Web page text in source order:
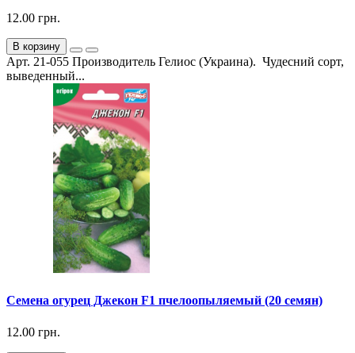
12.00 грн.
В корзину
Арт. 21-055 Производитель Гелиос (Украина). Чудесний сорт,
выведенный...
Семена огурец Джекон F1 пчелоопыляемый (20 семян)
12.00 грн.